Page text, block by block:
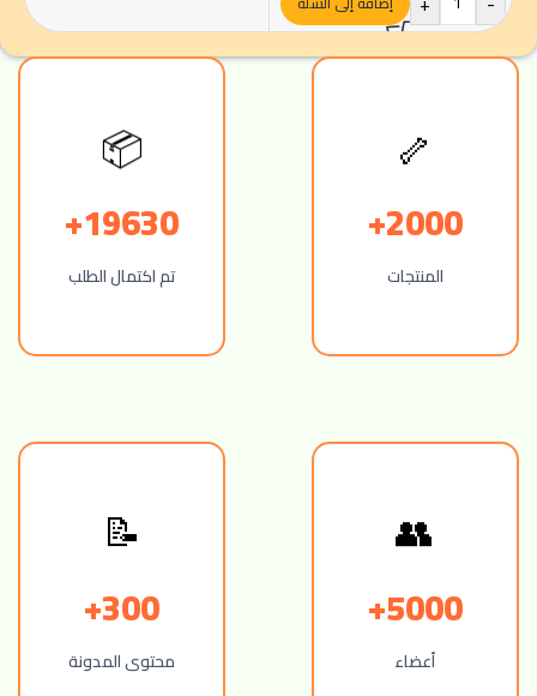
🦴
2000+
المنتجات
📦
19630+
تم اكتمال الطلب
👥
5000+
أعضاء
📝
300+
محتوى المدونة